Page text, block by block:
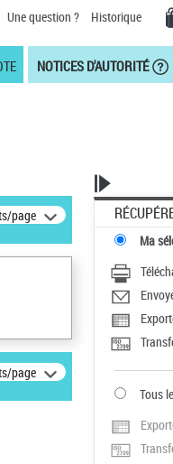
Une question ? Historique
NOTICES D'AUTORITÉ
page
page
Ma
Tous